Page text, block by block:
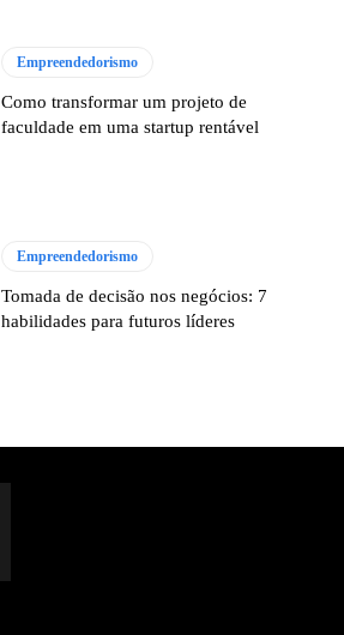
Empreendedorismo
Como transformar um projeto de
faculdade em uma startup rentável
Empreendedorismo
Tomada de decisão nos negócios: 7
habilidades para futuros líderes